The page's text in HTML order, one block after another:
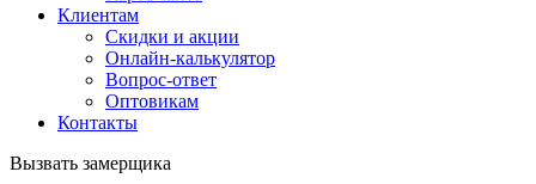
Клиентам
Скидки и акции
Онлайн-калькулятор
Вопрос-ответ
Оптовикам
Контакты
Вызвать замерщика